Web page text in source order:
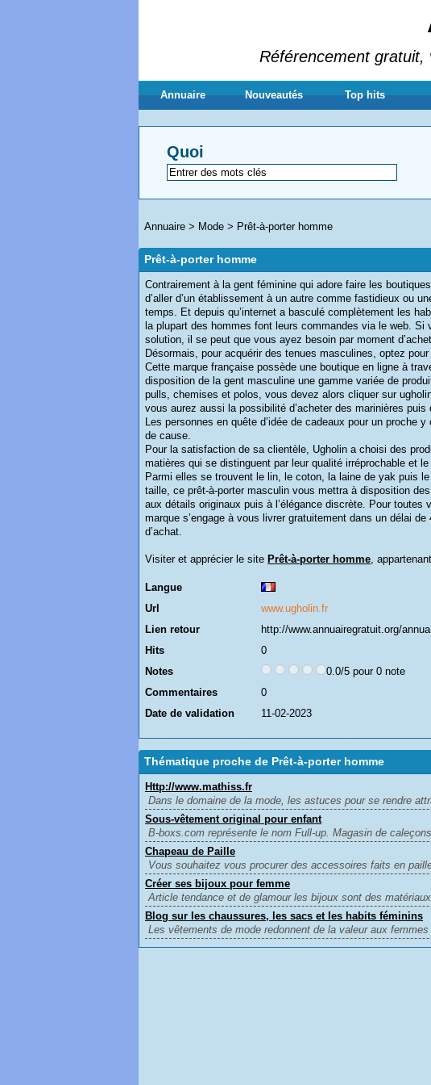
Référencement gratuit,
Annuaire Nouveautés Top hits
Quoi
Annuaire > Mode > Prêt-à-porter homme
Prêt-à-porter homme
Contrairement à la gent féminine qui adore faire les
d’aller d’un établissement à un autre comme fastidieux ou
temps. Et depuis qu’internet a basculé complètement les
la plupart des hommes font leurs commandes via le web.
solution, il se peut que vous ayez besoin par moment
Désormais, pour acquérir des tenues masculines, optez
Cette marque française possède une boutique en ligne à
disposition de la gent masculine une gamme variée de
pulls, chemises et polos, vous devez alors cliquer sur
vous aurez aussi la possibilité d’acheter des marinières
Les personnes en quête d’idée de cadeaux pour un proche
de cause.
Pour la satisfaction de sa clientèle, Ugholin a choisi des
matières qui se distinguent par leur qualité irréprochable et le
Parmi elles se trouvent le lin, le coton, la laine de yak puis
taille, ce prêt-à-porter masculin vous mettra à disposition
aux détails originaux puis à l’élégance discrète. Pour toutes
marque s’engage à vous livrer gratuitement dans un délai
d’achat.
Visiter et apprécier le site Prêt-à-porter homme,
Langue
Url
www.ugholin.fr
Lien retour
http://www.annuairegratuit.org/
Hits
0
Notes
0.0/5 pour 0 note
Commentaires
0
Date de validation
11-02-2023
Thématique proche de Prêt-à-porter homme
Http://www.mathiss.fr
Dans le domaine de la mode, les astuces pour se rendre
Sous-vêtement original pour enfant
B-boxs.com représente le nom Full-up. Magasin de
Chapeau de Paille
Vous souhaitez vous procurer des accessoires faits en
Créer ses bijoux pour femme
Article tendance et de glamour les bijoux sont des
Blog sur les chaussures, les sacs et les habits féminins
Les vêtements de mode redonnent de la valeur aux